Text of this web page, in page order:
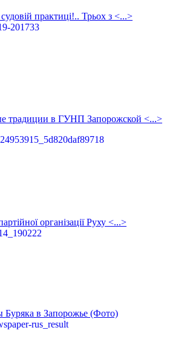
практиці!.. Трьох з <...>
традиции в ГУНП Запорожской <...>
організації Руху <...>
Буряка в Запорожье (Фото)